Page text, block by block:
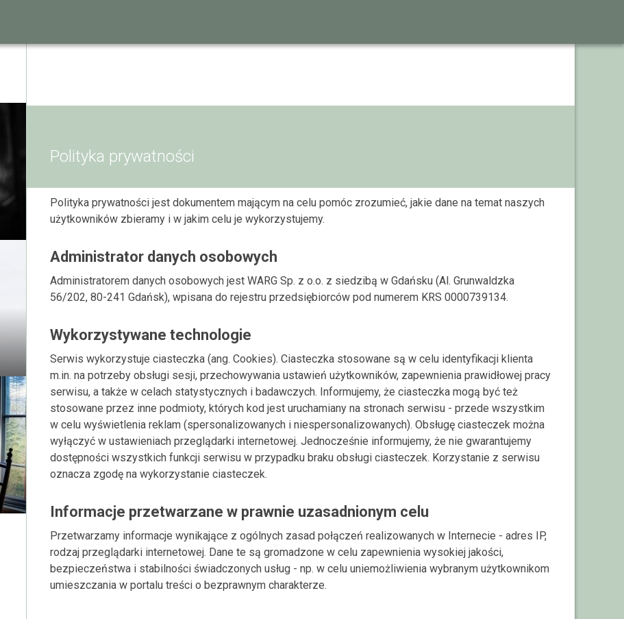
Polityka prywatności
Polityka prywatności jest dokumentem mającym na celu pomóc zrozumieć, jakie dane na temat naszych
użytkowników zbieramy i w jakim celu je wykorzystujemy.
Administrator danych osobowych
Administratorem danych osobowych jest WARG Sp. z o.o. z siedzibą w Gdańsku (Al. Grunwaldzka
56/202, 80-241 Gdańsk), wpisana do rejestru przedsiębiorców pod numerem KRS 0000739134.
Wykorzystywane technologie
Serwis wykorzystuje ciasteczka (ang. Cookies). Ciasteczka stosowane są w celu identyfikacji klienta
m.in. na potrzeby obsługi sesji, przechowywania ustawień użytkowników, zapewnienia prawidłowej pracy
serwisu, a także w celach statystycznych i badawczych. Informujemy, że ciasteczka mogą być też
stosowane przez inne podmioty, których kod jest uruchamiany na stronach serwisu - przede wszystkim
w celu wyświetlenia reklam (spersonalizowanych i niespersonalizowanych). Obsługę ciasteczek można
wyłączyć w ustawieniach przeglądarki internetowej. Jednocześnie informujemy, że nie gwarantujemy
dostępności wszystkich funkcji serwisu w przypadku braku obsługi ciasteczek. Korzystanie z serwisu
oznacza zgodę na wykorzystanie ciasteczek.
Informacje przetwarzane w prawnie uzasadnionym celu
Przetwarzamy informacje wynikające z ogólnych zasad połączeń realizowanych w Internecie - adres IP,
rodzaj przeglądarki internetowej. Dane te są gromadzone w celu zapewnienia wysokiej jakości,
bezpieczeństwa i stabilności świadczonych usług - np. w celu uniemożliwienia wybranym użytkownikom
umieszczania w portalu treści o bezprawnym charakterze.